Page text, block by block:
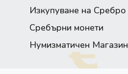
Изкупуване на Сребро
Сребърни монети
Нумизматичен Магазин